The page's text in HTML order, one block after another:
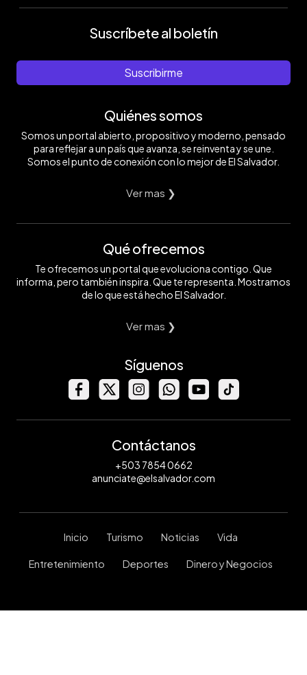
Suscríbete al boletín
Suscribirme
Quiénes somos
Somos un portal abierto, propositivo y moderno, pensado
para reflejar a un país que avanza, se reinventa y se une.
Somos el punto de conexión con lo mejor de El Salvador.
Ver mas ❯
Qué ofrecemos
Te ofrecemos un portal que evoluciona contigo. Que
informa, pero también inspira. Que te representa. Mostramos
de lo que está hecho El Salvador.
Ver mas ❯
Síguenos
Contáctanos
+503 7854 0662
anunciate@elsalvador.com
Inicio Turismo Noticias Vida
Entretenimiento Deportes Dinero y Negocios